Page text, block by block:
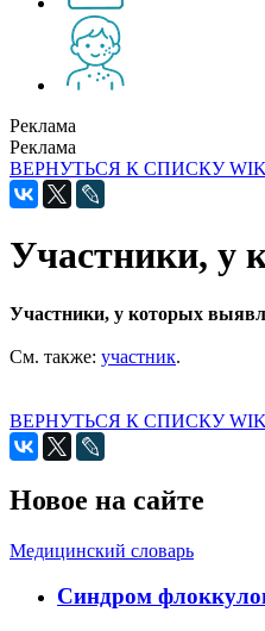
Реклама
Реклама
ВЕРНУТЬСЯ К СПИСКУ
Участники, у
Участники, у которых
См. также: участник.
ВЕРНУТЬСЯ К СПИСКУ
Новое на сайте
Медицинский словарь
Cиндром